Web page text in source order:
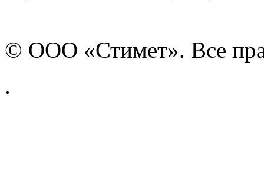
© ООО «Стимет». Все
.